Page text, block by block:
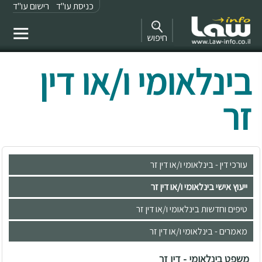
כניסת עו"ד רישום עו"ד
חיפוש
בינלאומי ו/או דין
זר
עורכי דין - בינלאומי ו/או דין זר
ייעוץ אישי בינלאומי ו/או דין זר
טיפים וחדשות בינלאומי ו/או דין זר
מאמרים - בינלאומי ו/או דין זר
משפט בינלאומי - דין זר